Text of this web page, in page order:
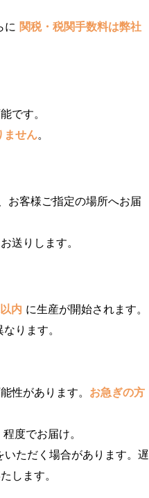
に 関税・税関手数料は弊社
です。
ません。
お客様ご指定の場所へお届
送りします。
内 に生産が開始されます。
ります。
性があります。 お急ぎの方
程度でお届け。
ただく場合があります。遅
します。